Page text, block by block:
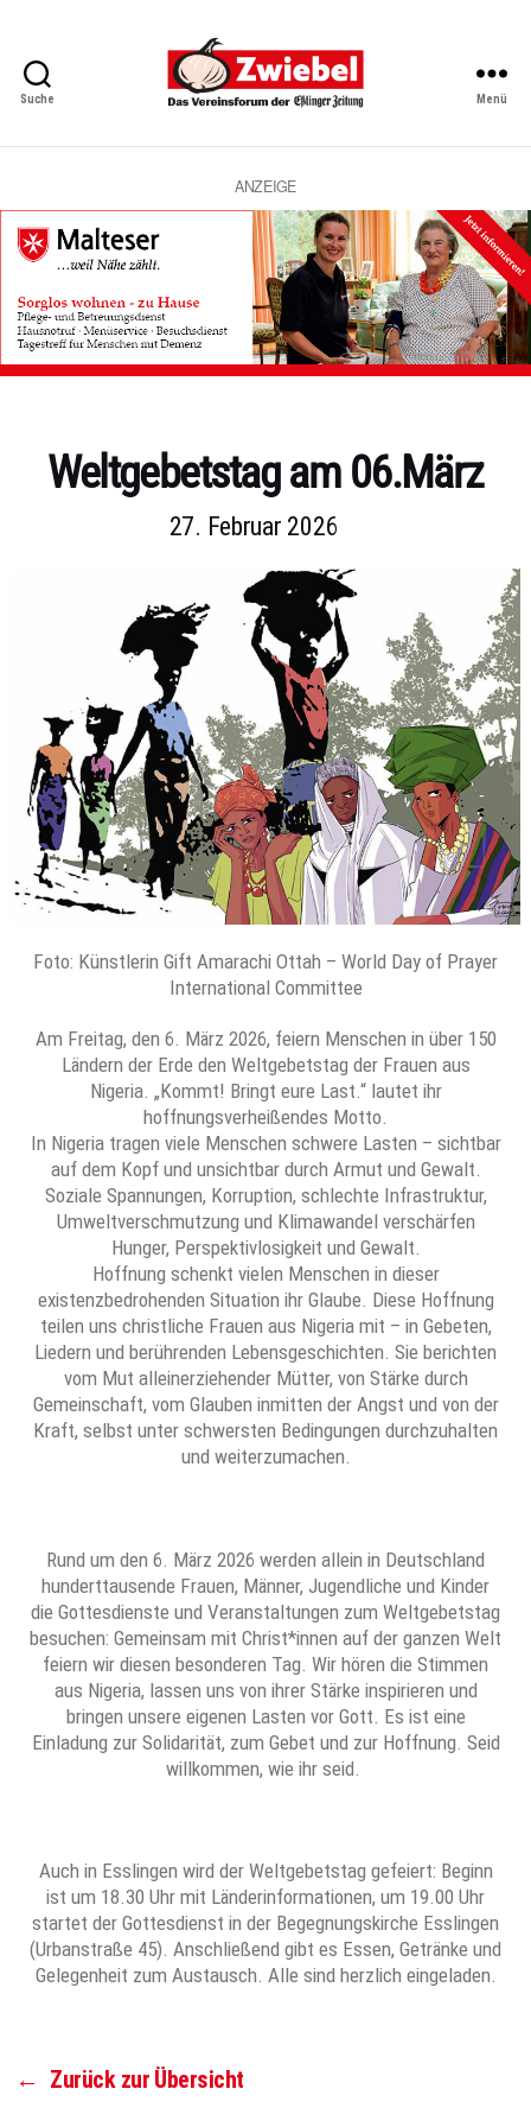
Suche
Vereinsforum
Eßlinger
Zeitung
Menü
ANZEIGE
Kategorien
Weltgebetstag am 06.März
27. Februar 2026
Foto: Künstlerin Gift Amarachi Ottah – World Day of Prayer
International Committee
Am Freitag, den 6. März 2026, feiern Menschen in über 150
Ländern der Erde den Weltgebetstag der Frauen aus
Nigeria. „Kommt! Bringt eure Last.“ lautet ihr
hoffnungsverheißendes Motto.
In Nigeria tragen viele Menschen schwere Lasten – sichtbar
auf dem Kopf und unsichtbar durch Armut und Gewalt.
Soziale Spannungen, Korruption, schlechte Infrastruktur,
Umweltverschmutzung und Klimawandel verschärfen
Hunger, Perspektivlosigkeit und Gewalt.
Hoffnung schenkt vielen Menschen in dieser
existenzbedrohenden Situation ihr Glaube. Diese Hoffnung
teilen uns christliche Frauen aus Nigeria mit – in Gebeten,
Liedern und berührenden Lebensgeschichten. Sie berichten
vom Mut alleinerziehender Mütter, von Stärke durch
Gemeinschaft, vom Glauben inmitten der Angst und von der
Kraft, selbst unter schwersten Bedingungen durchzuhalten
und weiterzumachen.
Rund um den 6. März 2026 werden allein in Deutschland
hunderttausende Frauen, Männer, Jugendliche und Kinder
die Gottesdienste und Veranstaltungen zum Weltgebetstag
besuchen: Gemeinsam mit Christ*innen auf der ganzen Welt
feiern wir diesen besonderen Tag. Wir hören die Stimmen
aus Nigeria, lassen uns von ihrer Stärke inspirieren und
bringen unsere eigenen Lasten vor Gott. Es ist eine
Einladung zur Solidarität, zum Gebet und zur Hoffnung. Seid
willkommen, wie ihr seid.
Auch in Esslingen wird der Weltgebetstag gefeiert: Beginn
ist um 18.30 Uhr mit Länderinformationen, um 19.00 Uhr
startet der Gottesdienst in der Begegnungskirche Esslingen
(Urbanstraße 45). Anschließend gibt es Essen, Getränke und
Gelegenheit zum Austausch. Alle sind herzlich eingeladen.
← Zurück zur Übersicht